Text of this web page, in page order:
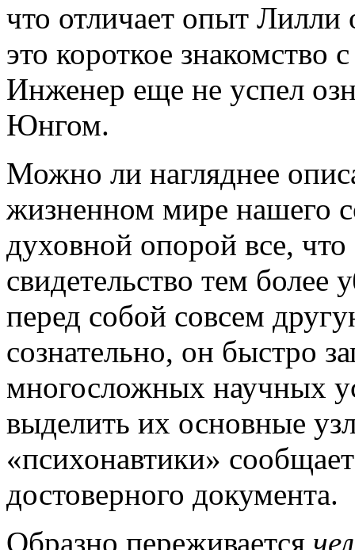
что отличает опыт Лилли
это короткое знакомство
Инженер еще не успел
Юнгом.
Можно ли нагляднее
жизненном мире нашего
духовной опорой все,
свидетельство тем более
перед собой совсем
сознательно, он быстро
многосложных научных
выделить их основные
«психонавтики»
достоверного документа.
Образно переживается